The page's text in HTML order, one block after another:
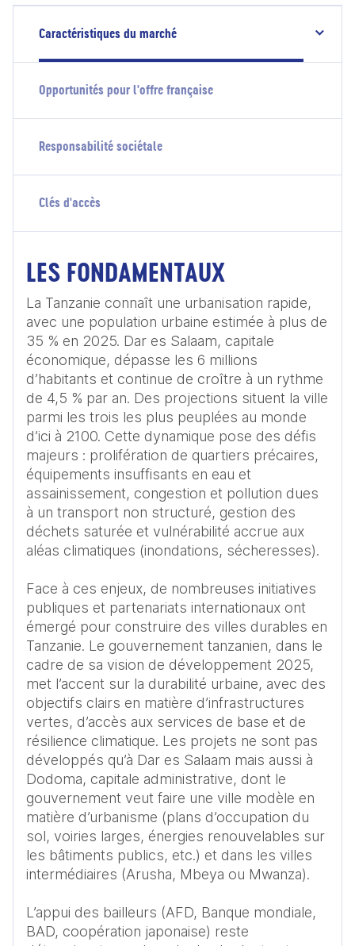
Caractéristiques du marché
Opportunités pour l'offre française
Responsabilité sociétale
Clés d'accès
LES FONDAMENTAUX
La Tanzanie connaît une urbanisation rapide,
avec une population urbaine estimée à plus de
35 % en 2025. Dar es Salaam, capitale
économique, dépasse les 6 millions
d’habitants et continue de croître à un rythme
de 4,5 % par an. Des projections situent la ville
parmi les trois les plus peuplées au monde
d’ici à 2100. Cette dynamique pose des défis
majeurs : prolifération de quartiers précaires,
équipements insuffisants en eau et
assainissement, congestion et pollution dues
à un transport non structuré, gestion des
déchets saturée et vulnérabilité accrue aux
aléas climatiques (inondations, sécheresses).
Face à ces enjeux, de nombreuses initiatives
publiques et partenariats internationaux ont
émergé pour construire des villes durables en
Tanzanie. Le gouvernement tanzanien, dans le
cadre de sa vision de développement 2025,
met l’accent sur la durabilité urbaine, avec des
objectifs clairs en matière d’infrastructures
vertes, d’accès aux services de base et de
résilience climatique. Les projets ne sont pas
développés qu’à Dar es Salaam mais aussi à
Dodoma, capitale administrative, dont le
gouvernement veut faire une ville modèle en
matière d’urbanisme (plans d’occupation du
sol, voiries larges, énergies renouvelables sur
les bâtiments publics, etc.) et dans les villes
intermédiaires (Arusha, Mbeya ou Mwanza).
L’appui des bailleurs (AFD, Banque mondiale,
BAD, coopération japonaise) reste